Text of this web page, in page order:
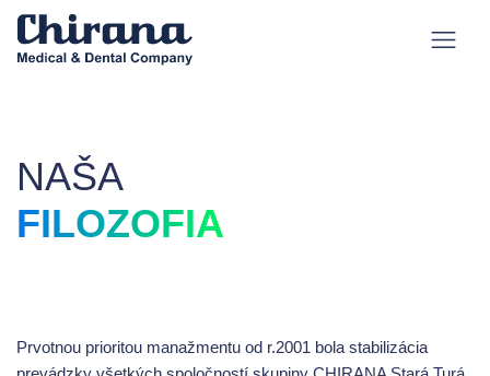
NAŠA
FILOZOFIA
Prvotnou prioritou manažmentu od r.2001 bola stabilizácia